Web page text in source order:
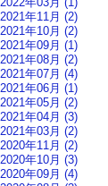
2021年11月 (2)
2021年10月 (2)
2021年09月 (1)
2021年08月 (2)
2021年07月 (4)
2021年06月 (1)
2021年05月 (2)
2021年04月 (3)
2021年03月 (2)
2020年11月 (2)
2020年10月 (3)
2020年09月 (4)